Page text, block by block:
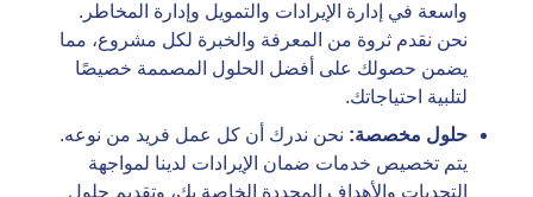
واسعة في إدارة الإيرادات والتمويل وإدارة المخاطر.
نحن نقدم ثروة من المعرفة والخبرة لكل مشروع، مما
يضمن حصولك على أفضل الحلول المصممة خصيصًا
لتلبية احتياجاتك.
حلول مخصصة: نحن ندرك أن كل عمل فريد من نوعه.
يتم تخصيص خدمات ضمان الإيرادات لدينا لمواجهة
التحديات والأهداف المحددة الخاصة بك، وتقديم حلول